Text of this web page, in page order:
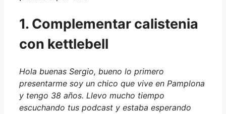
1. Complementar calistenia
con kettlebell
Hola buenas Sergio, bueno lo primero
presentarme soy un chico que vive en Pamplona
y tengo 38 años. Llevo mucho tiempo
escuchando tus podcast y estaba esperando